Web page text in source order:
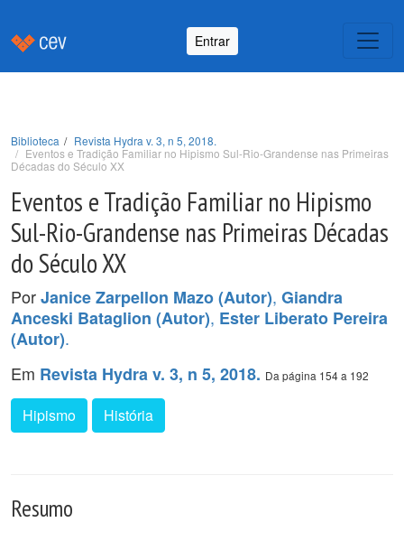
Entrar
Biblioteca
Revista Hydra v. 3, n 5, 2018.
Eventos e Tradição Familiar no Hipismo Sul-Rio-Grandense nas Primeiras
Décadas do Século XX
Eventos e Tradição Familiar no Hipismo
Sul-Rio-Grandense nas Primeiras Décadas
do Século XX
PorJanice Zarpellon Mazo (Autor), Giandra
Anceski Bataglion (Autor), Ester Liberato Pereira
(Autor).
Em Revista Hydra v. 3, n 5, 2018. Da página 154 a 192
Hipismo História
Resumo